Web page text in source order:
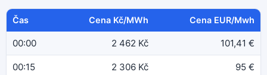
Čas Cena Kč/MWh Cena EUR/Mwh
00:00 2 462 Kč 101,41 €
00:15 2 306 Kč 95 €